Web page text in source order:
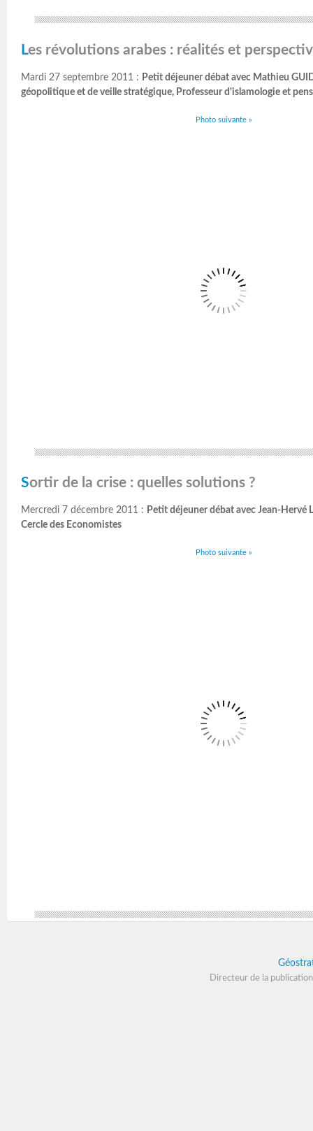
Les révolutions arabes : réalités et
Mardi 27 septembre 2011 : Petit déjeuner débat avec Mathieu
géopolitique et de veille stratégique, Professeur d'islamologie et
Photo suivante »
Sortir de la crise : quelles solutions ?
Mercredi 7 décembre 2011 : Petit déjeuner débat avec Jean-Hervé
Cercle des Economistes
Photo suivante »
Directeur de la